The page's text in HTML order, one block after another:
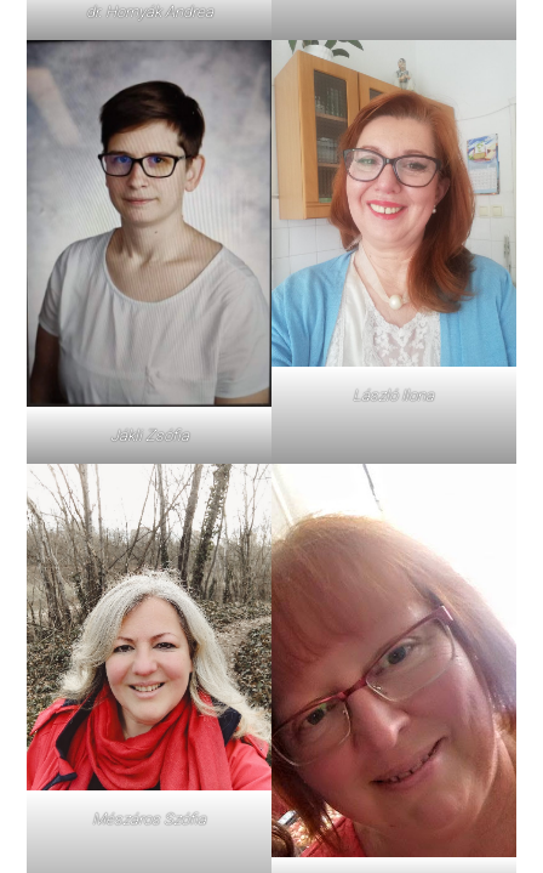
dr. Hornyák Andrea
Jákli Zsófia
László Ilona
Mészáros Szófia